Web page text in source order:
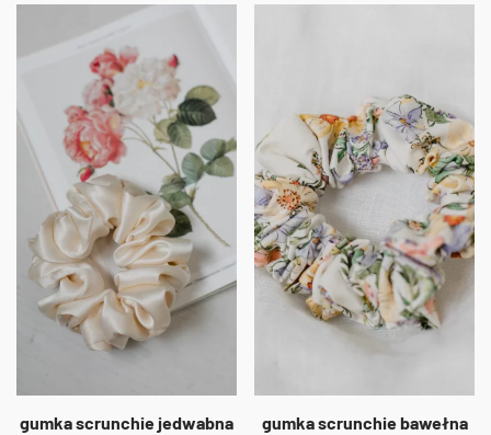
gumka scrunchie jedwabna
gumka scrunchie bawełna